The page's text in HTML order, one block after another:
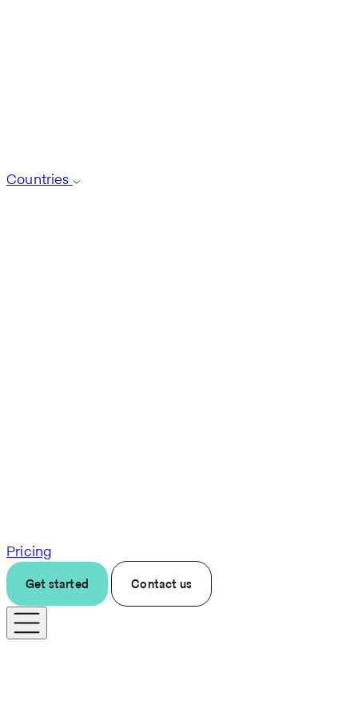
Countries
Pricing
Get started Contact us